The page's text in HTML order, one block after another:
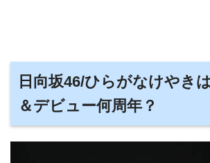
日向坂46/ひらがなけやき
＆デビュー何周年？